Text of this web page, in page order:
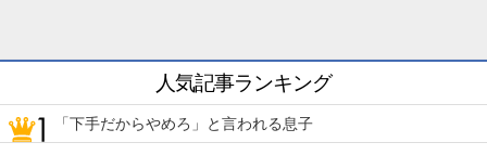
人気記事ランキング
「下手だからやめろ」と言われる息子